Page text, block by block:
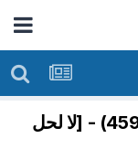
سلسلة نظرة على الأحداث - اللقاء (459) - [لا لحل